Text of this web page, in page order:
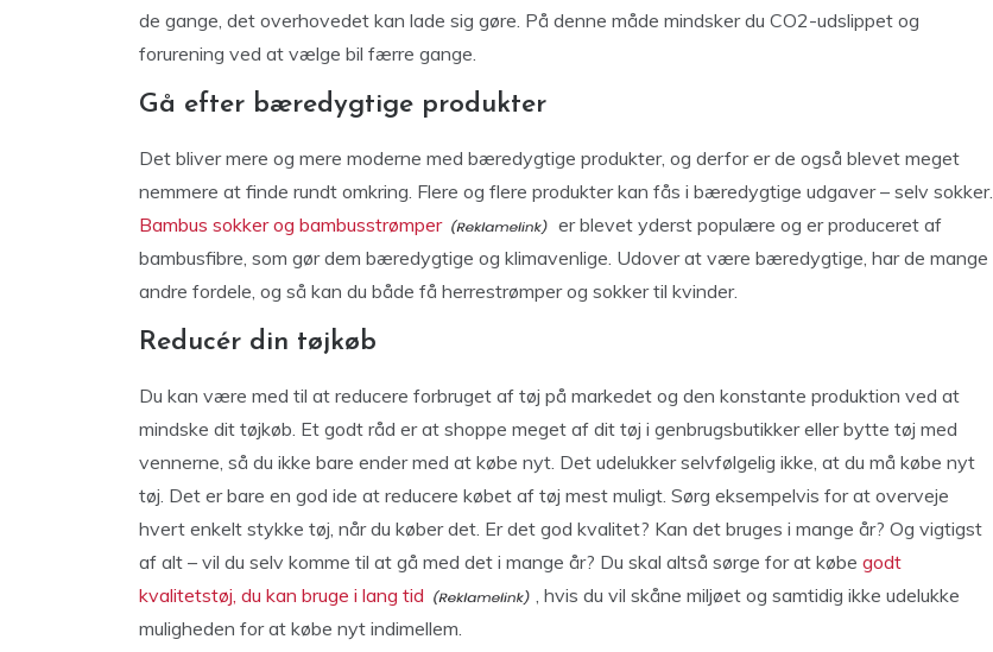
de gange, det overhovedet kan lade sig gøre. På denne måde mindsker du CO2-udslippet og
forurening ved at vælge bil færre gange.
Gå efter bæredygtige produkter
Det bliver mere og mere moderne med bæredygtige produkter, og derfor er de også blevet meget
nemmere at finde rundt omkring. Flere og flere produkter kan fås i bæredygtige udgaver – selv sokker.
Bambus sokker og bambusstrømper
er blevet yderst populære og er produceret af
bambusfibre, som gør dem bæredygtige og klimavenlige. Udover at være bæredygtige, har de mange
andre fordele, og så kan du både få herrestrømper og sokker til kvinder.
Reducér din tøjkøb
Du kan være med til at reducere forbruget af tøj på markedet og den konstante produktion ved at
mindske dit tøjkøb. Et godt råd er at shoppe meget af dit tøj i genbrugsbutikker eller bytte tøj med
vennerne, så du ikke bare ender med at købe nyt. Det udelukker selvfølgelig ikke, at du må købe nyt
tøj. Det er bare en god ide at reducere købet af tøj mest muligt. Sørg eksempelvis for at overveje
hvert enkelt stykke tøj, når du køber det. Er det god kvalitet? Kan det bruges i mange år? Og vigtigst
af alt – vil du selv komme til at gå med det i mange år? Du skal altså sørge for at købe godt
kvalitetstøj, du kan bruge i lang tid
, hvis du vil skåne miljøet og samtidig ikke udelukke
muligheden for at købe nyt indimellem.